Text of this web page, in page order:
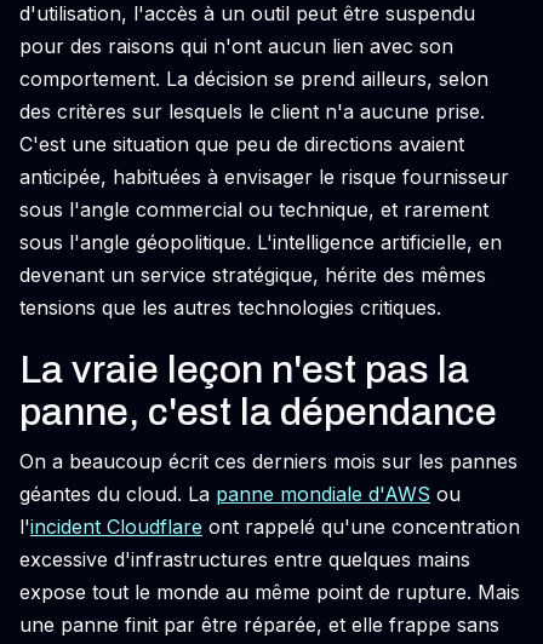
d'utilisation, l'accès à un outil peut être suspendu
pour des raisons qui n'ont aucun lien avec son
comportement. La décision se prend ailleurs, selon
des critères sur lesquels le client n'a aucune prise.
C'est une situation que peu de directions avaient
anticipée, habituées à envisager le risque fournisseur
sous l'angle commercial ou technique, et rarement
sous l'angle géopolitique. L'intelligence artificielle, en
devenant un service stratégique, hérite des mêmes
tensions que les autres technologies critiques.
La vraie leçon n'est pas la
panne, c'est la dépendance
On a beaucoup écrit ces derniers mois sur les pannes
géantes du cloud. La panne mondiale d'AWS ou
l'incident Cloudflare ont rappelé qu'une concentration
excessive d'infrastructures entre quelques mains
expose tout le monde au même point de rupture. Mais
une panne finit par être réparée, et elle frappe sans